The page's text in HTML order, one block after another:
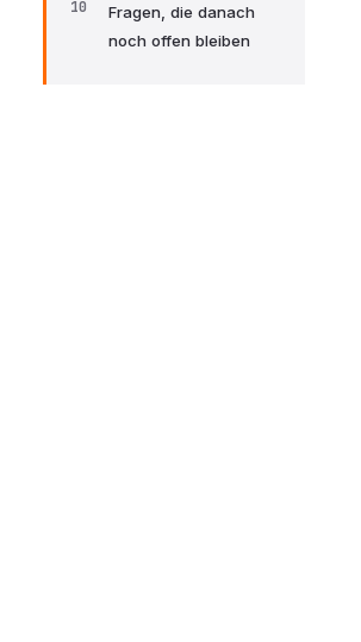
Fragen, die danach
noch offen bleiben